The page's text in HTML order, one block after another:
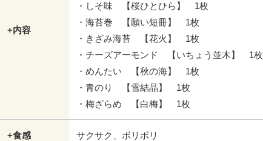
+内容
・しそ味 【桜ひとひら】 1枚
・海苔巻 【願い短冊】 1枚
・きざみ海苔 【花火】 1枚
・チーズアーモンド 【いちょう並木】 1枚
・めんたい 【秋の海】 1枚
・青のり 【雪結晶】 1枚
・梅ざらめ 【白梅】 1枚
+食感 サクサク、ボリボリ